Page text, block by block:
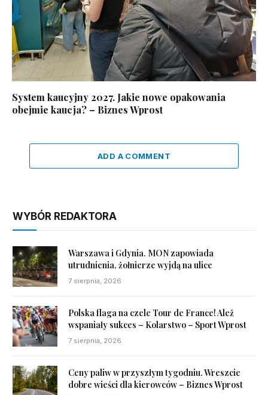
System kaucyjny 2027. Jakie nowe opakowania
obejmie kaucja? – Biznes Wprost
ADD A COMMENT
WYBÓR REDAKTORA
Warszawa i Gdynia. MON zapowiada
utrudnienia, żołnierze wyjdą na ulice
7 sierpnia, 2026
Polska flaga na czele Tour de France! Ależ
wspaniały sukces – Kolarstwo – Sport Wprost
7 sierpnia, 2026
Ceny paliw w przyszłym tygodniu. Wreszcie
dobre wieści dla kierowców – Biznes Wprost